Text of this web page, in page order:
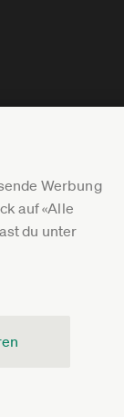
Werbung
auf «Alle
du unter